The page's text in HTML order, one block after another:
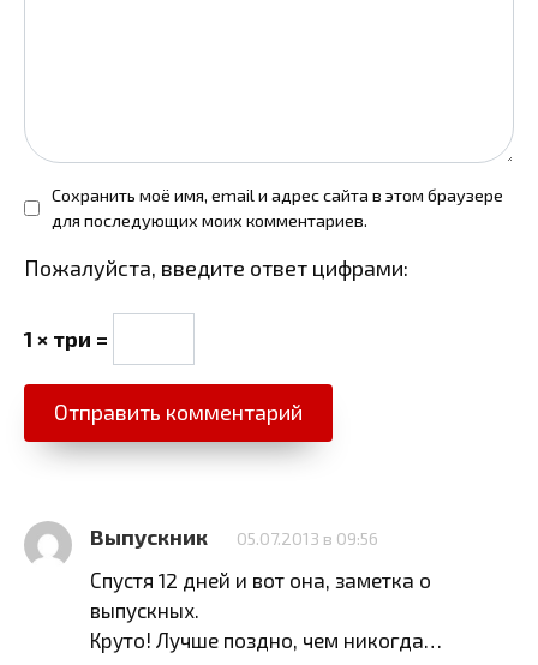
Сохранить моё имя, email и адрес сайта в этом браузере
для последующих моих комментариев.
Пожалуйста, введите ответ цифрами:
1 × три =
Выпускник 05.07.2013 в 09:56
Спустя 12 дней и вот она, заметка о
выпускных.
Круто! Лучше поздно, чем никогда…